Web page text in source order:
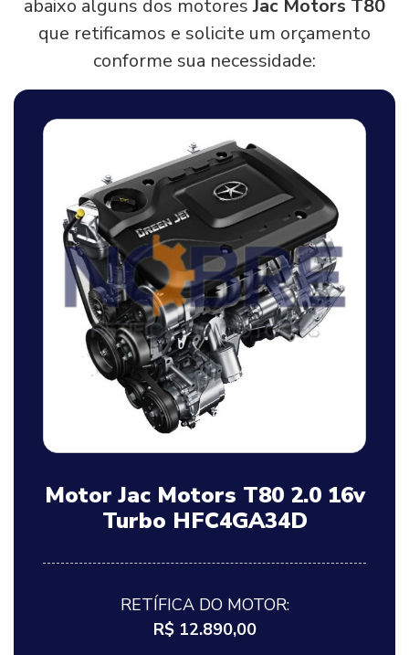
abaixo alguns dos motoresJac Motors T80
que retificamos e solicite um orçamento
conforme sua necessidade:
Motor Jac Motors T80 2.0 16v
Turbo HFC4GA34D
RETÍFICA DO MOTOR:
R$ 12.890,00